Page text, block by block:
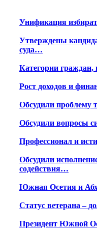
Унификация
Утверждены
суда…
Категории
Рост доходов и
Обсудили проблему
Обсудили вопросы
Профессионал и
Обсудили
содействия…
Южная Осетия и
Статус ветерана –
Президент Южной